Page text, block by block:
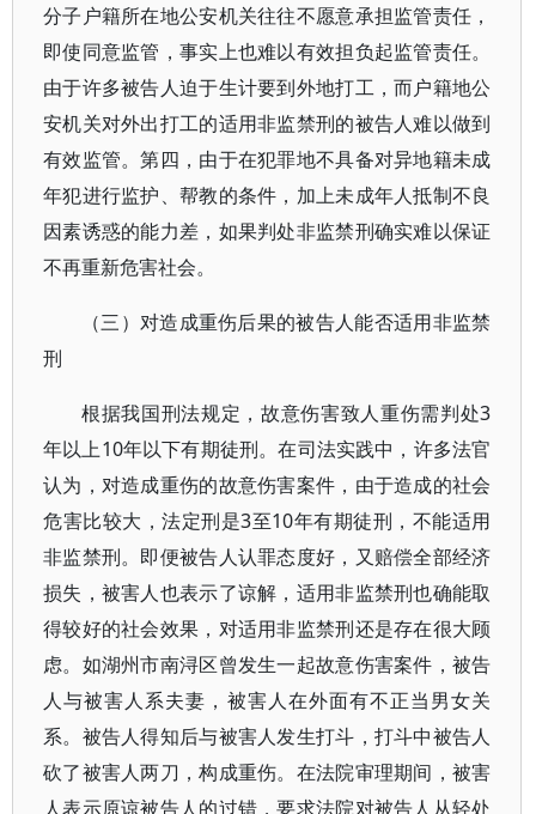
分子户籍所在地公安机关往往不愿意承担监管责任，
即使同意监管，事实上也难以有效担负起监管责任。
由于许多被告人迫于生计要到外地打工，而户籍地公
安机关对外出打工的适用非监禁刑的被告人难以做到
有效监管。第四，由于在犯罪地不具备对异地籍未成
年犯进行监护、帮教的条件，加上未成年人抵制不良
因素诱惑的能力差，如果判处非监禁刑确实难以保证
不再重新危害社会。
（三）对造成重伤后果的被告人能否适用非监禁
刑
根据我国刑法规定，故意伤害致人重伤需判处3
年以上10年以下有期徒刑。在司法实践中，许多法官
认为，对造成重伤的故意伤害案件，由于造成的社会
危害比较大，法定刑是3至10年有期徒刑，不能适用
非监禁刑。即便被告人认罪态度好，又赔偿全部经济
损失，被害人也表示了谅解，适用非监禁刑也确能取
得较好的社会效果，对适用非监禁刑还是存在很大顾
虑。如湖州市南浔区曾发生一起故意伤害案件，被告
人与被害人系夫妻，被害人在外面有不正当男女关
系。被告人得知后与被害人发生打斗，打斗中被告人
砍了被害人两刀，构成重伤。在法院审理期间，被害
人表示原谅被告人的过错，要求法院对被告人从轻处